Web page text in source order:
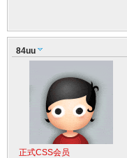
84uu
正式CSS会员